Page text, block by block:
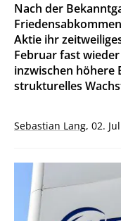
Nach der
Aktie ihr
Februar fast
inzwischen höhere
strukturelles
Sebastian Lang, 02.